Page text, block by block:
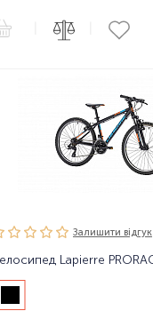
Залишити вiдгук